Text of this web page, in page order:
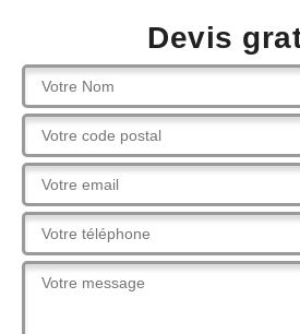
Devis